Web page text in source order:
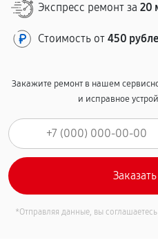
Экспресс ремонт за 20
Стоимость от 450
Закажите ремонт в нашем
и исправное
*Отправляя данные, вы соглашаетесь